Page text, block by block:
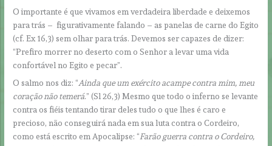
O importante é que vivamos em verdadeira liberdade e deixemos
para trás – figurativamente falando – as panelas de carne do Egito
(cf. Ex 16,3) sem olhar para trás. Devemos ser capazes de dizer:
“Prefiro morrer no deserto com o Senhor a levar uma vida
confortável no Egito e pecar”.
O salmo nos diz: “Ainda que um exército acampe contra mim, meu
coração não temerá.” (Sl 26,3) Mesmo que todo o inferno se levante
contra os fiéis tentando tirar deles tudo o que lhes é caro e
precioso, não conseguirá nada em sua luta contra o Cordeiro,
como está escrito em Apocalipse: “Farão guerra contra o Cordeiro,